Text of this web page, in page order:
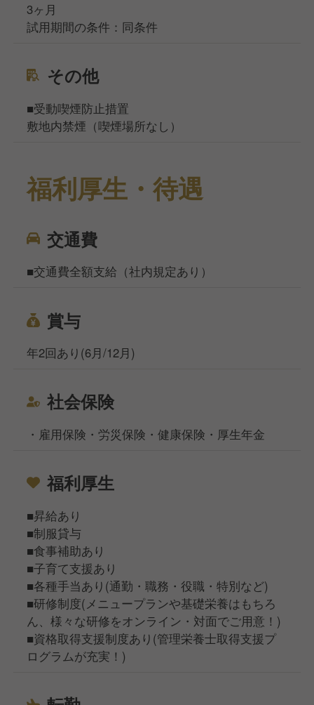
3ヶ月
試用期間の条件：同条件
その他
■受動喫煙防止措置
敷地内禁煙（喫煙場所なし）
福利厚生・待遇
交通費
■交通費全額支給（社内規定あり）
賞与
年2回あり(6月/12月)
社会保険
・雇用保険・労災保険・健康保険・厚生年金
福利厚生
■昇給あり
■制服貸与
■食事補助あり
■子育て支援あり
■各種手当あり(通勤・職務・役職・特別など)
■研修制度(メニュープランや基礎栄養はもちろ
ん、様々な研修をオンライン・対面でご用意！)
■資格取得支援制度あり(管理栄養士取得支援プ
ログラムが充実！)